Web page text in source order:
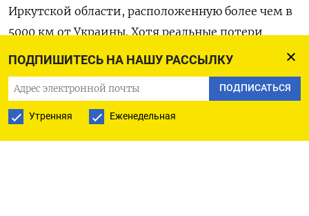
ПОДПИШИТЕСЬ НА НАШУ РАССЫЛКУ
ПОДПИСАТЬСЯ
Утренняя Еженедельная
Иркутской области, расположенную более чем в
5000 км от Украины. Хотя реальные потери
российской авиации могут быть меньше,
значительной за время войны.